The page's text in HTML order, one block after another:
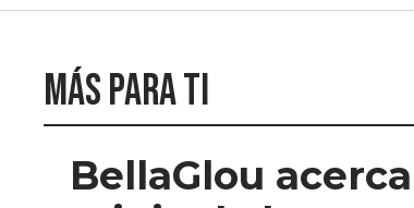
Más para ti
BellaGlou